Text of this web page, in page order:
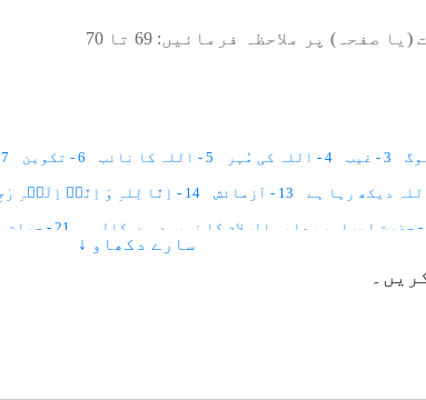
صفحہ) پر ملاحظہ فرمائیں: 69 تا 70
3 - غیب 4 - اللہ کی مُہر 5 - اللہ کا نائب 6 - تکوین 7 - جنّت
13 - آزمائش 14 - اِنَّا لِلہِ وَ اِنَّاۤ اِلَیۡہِ رٰجِعُوۡنَ
21 - حیات و ممات
سارے دکھاو ↓